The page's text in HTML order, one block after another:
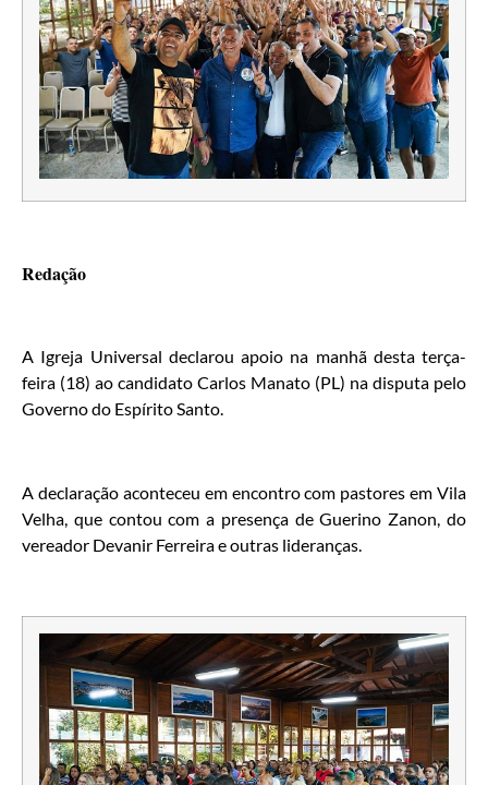
Redação
A Igreja Universal declarou apoio na manhã desta terça-
feira (18) ao candidato Carlos Manato (PL) na disputa pelo
Governo do Espírito Santo.
A declaração aconteceu em encontro com pastores em Vila
Velha, que contou com a presença de Guerino Zanon, do
vereador Devanir Ferreira e outras lideranças.